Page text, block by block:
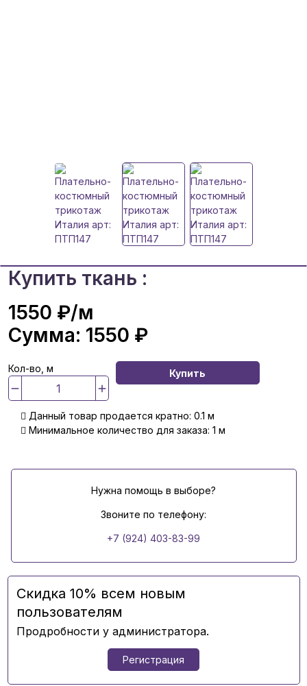
Купить ткань :
1550 ₽/м
Сумма: 1550 ₽
Кол-во, м Купить
Данный товар продается кратно: 0.1 м
Минимальное количество для заказа: 1 м
Нужна помощь в выборе?
Звоните по телефону:
+7 (924) 403-83-99
Скидка 10% всем новым
пользователям
Продробности у администратора.
Регистрация